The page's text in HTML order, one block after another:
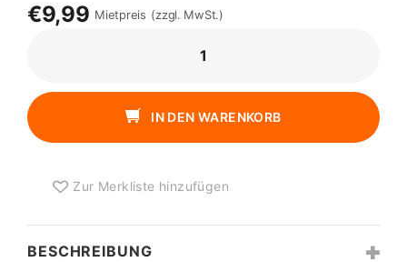
€9,99 Mietpreis (zzgl. MwSt.)
MENGE
IN DEN WARENKORB
Zur Merkliste hinzufügen
BESCHREIBUNG